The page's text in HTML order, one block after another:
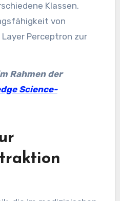
Klassen.
von
Perceptron zur
Rahmen der
Science-